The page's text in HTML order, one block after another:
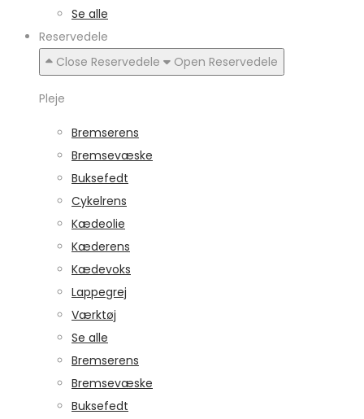
Se alle
Reservedele
Close Reservedele
Open Reservedele
Pleje
Bremserens
Bremsevæske
Buksefedt
Cykelrens
Kædeolie
Kæderens
Kædevoks
Lappegrej
Værktøj
Se alle
Bremserens
Bremsevæske
Buksefedt